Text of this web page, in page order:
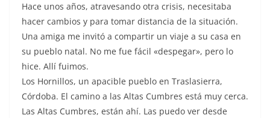
Hace unos años, atravesando otra crisis, necesitaba
hacer cambios y para tomar distancia de la situación.
Una amiga me invitó a compartir un viaje a su casa en
su pueblo natal. No me fue fácil «despegar», pero lo
hice. Allí fuimos.
Los Hornillos, un apacible pueblo en Traslasierra,
Córdoba. El camino a las Altas Cumbres está muy cerca.
Las Altas Cumbres, están ahí. Las puedo ver desde